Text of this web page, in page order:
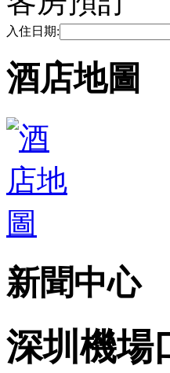
入住日期:
酒店地圖
新聞中心
深圳機場